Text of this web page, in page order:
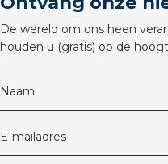
De wereld om ons heen
houden u (gratis) op de
Naam
E-mailadres